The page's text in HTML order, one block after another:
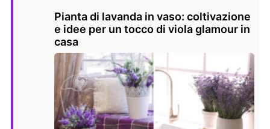
Pianta di lavanda in vaso: coltivazione
e idee per un tocco di viola glamour in
casa